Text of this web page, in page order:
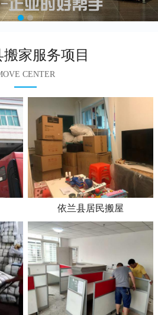
家服务项目
CENTER
依兰县居民搬屋